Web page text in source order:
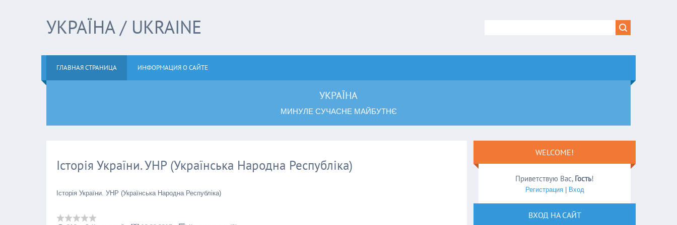
УКРАЇНА / UKRAINE
ГЛАВНАЯ СТРАНИЦА ИНФОРМАЦИЯ О САЙТЕ
УКРАЇНА
МИНУЛЕ СУЧАСНЕ МАЙБУТНЄ
Історія України. УНР (Українська Народна Республіка)
Історія України. УНР (Українська Народна Республіка)
WELCOME!
Приветствую Вас, Гость!
Регистрация| Вход
ВХОД НА САЙТ